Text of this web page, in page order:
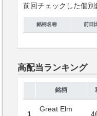
前回チェックした個別
銘柄名称 前日
高配当ランキング
銘柄
1
Great Elm